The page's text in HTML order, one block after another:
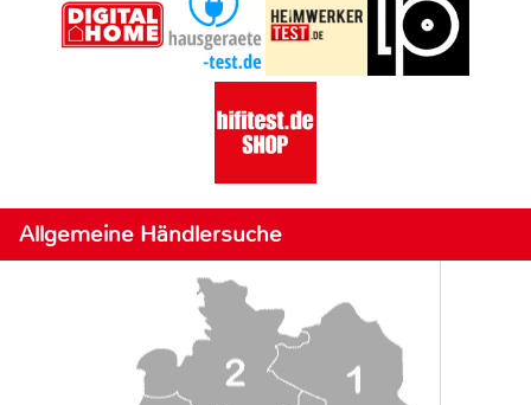
Allgemeine Händlersuche